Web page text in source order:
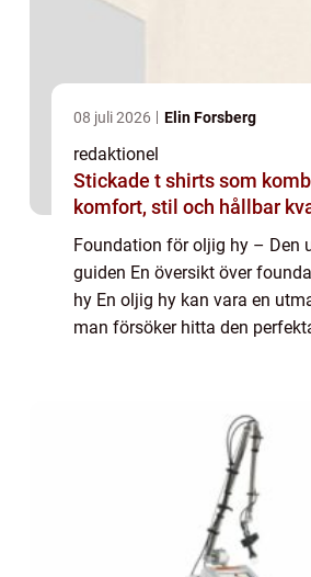
08 juli 2026 Elin Forsberg
redaktionel
Stickade t shirts som
komfort, stil och hållbar
Foundation för oljig hy – Den
guiden En översikt över
hy En oljig hy kan vara en
man försöker hitta den